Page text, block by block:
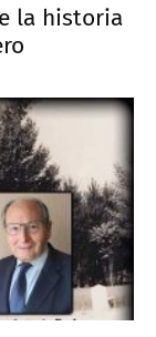
la historia